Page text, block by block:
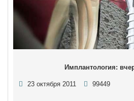
Имплантология:
23 октября 2011 99449